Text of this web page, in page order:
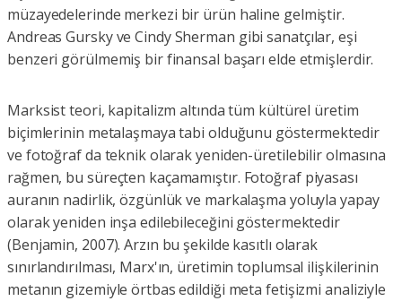
müzayedelerinde merkezi bir ürün haline gelmiştir.
Andreas Gursky ve Cindy Sherman gibi sanatçılar, eşi
benzeri görülmemiş bir finansal başarı elde etmişlerdir.
Marksist teori, kapitalizm altında tüm kültürel üretim
biçimlerinin metalaşmaya tabi olduğunu göstermektedir
ve fotoğraf da teknik olarak yeniden-üretilebilir olmasına
rağmen, bu süreçten kaçamamıştır. Fotoğraf piyasası
auranın nadirlik, özgünlük ve markalaşma yoluyla yapay
olarak yeniden inşa edilebileceğini göstermektedir
(Benjamin, 2007). Arzın bu şekilde kasıtlı olarak
sınırlandırılması, Marx'ın, üretimin toplumsal ilişkilerinin
metanın gizemiyle örtbas edildiği meta fetişizmi analiziyle